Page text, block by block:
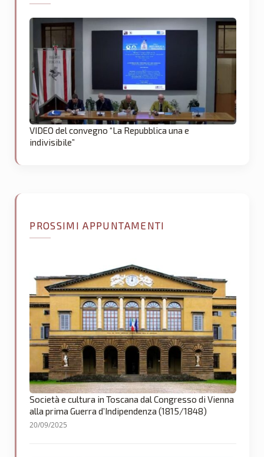
VIDEO del convegno “La Repubblica una e
indivisibile”
PROSSIMI APPUNTAMENTI
Società e cultura in Toscana dal Congresso di Vienna
alla prima Guerra d’Indipendenza (1815/1848)
20/09/2025